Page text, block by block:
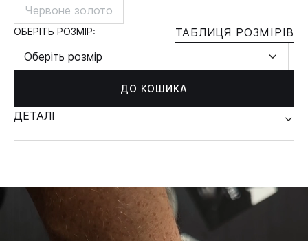
Червоне золото
ОБЕРІТЬ РОЗМІР:
ТАБЛИЦЯ РОЗМІРІВ
Оберіть розмір
ДО КОШИКА
ДЕТАЛІ